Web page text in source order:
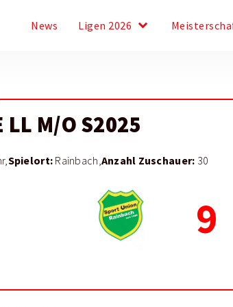
News Ligen 2026 keyboard_arrow_down
LL M/O S2025
Spielort: Rainbach,Anzahl Zuschauer: 30
9